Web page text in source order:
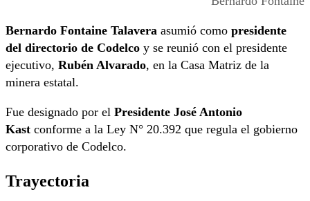
Bernardo Fontaine Talavera asumió como presidente
del directorio de Codelco y se reunió con el presidente
ejecutivo, Rubén Alvarado, en la Casa Matriz de la
minera estatal.
Fue designado por el Presidente José Antonio
Kast conforme a la Ley N° 20.392 que regula el gobierno
corporativo de Codelco.
Trayectoria